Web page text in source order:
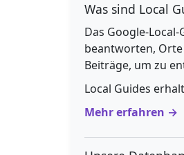
Was sind Local
Das Google-
beantworten,
Beiträge, um zu
Local Guides
Mehr erfahren →